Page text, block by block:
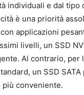
individuali e dal tipo
è una priorità
applicazioni
livelli, un SSD
Al contrario, per
un SSD
più conveniente.